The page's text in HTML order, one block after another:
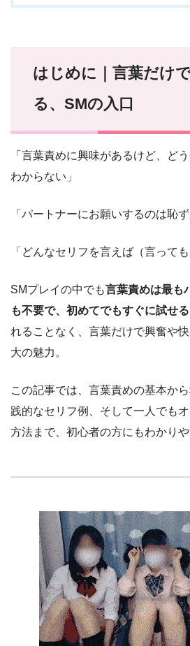
はじめに｜言葉だけ
る、SMの入口
「言葉責めに興味があるけど、ど
わからない」
「パートナーにお願いするのは恥
「どんなセリフを言えば（言って
SMプレイの中でも言葉責めは最も
も不要で、初めてでもすぐに試せ
れることなく、言葉だけで興奮や
大の魅力。
この記事では、言葉責めの基本か
践的なセリフ例、そして一人でも
方法まで、初心者の方にもわかりや